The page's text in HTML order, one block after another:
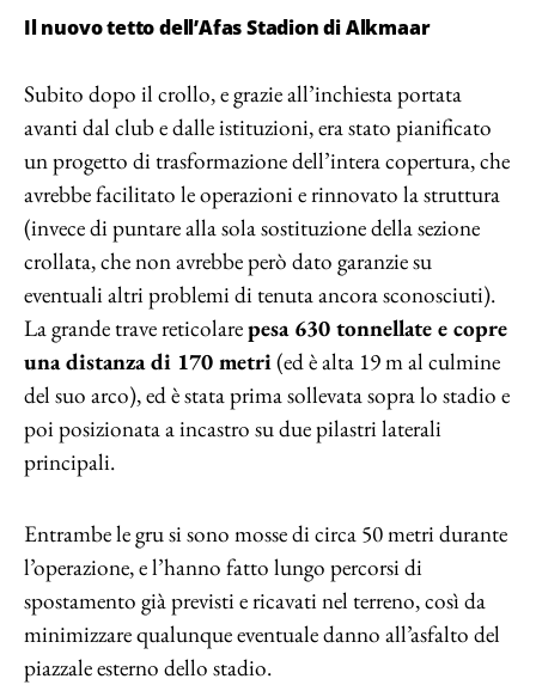
Il nuovo tetto dell’Afas Stadion di Alkmaar
Subito dopo il crollo, e grazie all’inchiesta portata
avanti dal club e dalle istituzioni, era stato pianificato
un progetto di trasformazione dell’intera copertura, che
avrebbe facilitato le operazioni e rinnovato la struttura
(invece di puntare alla sola sostituzione della sezione
crollata, che non avrebbe però dato garanzie su
eventuali altri problemi di tenuta ancora sconosciuti).
La grande trave reticolarepesa 630 tonnellate e copre
una distanza di 170 metri(ed è alta 19 m al culmine
del suo arco), ed è stata prima sollevata sopra lo stadio e
poi posizionata a incastro su due pilastri laterali
principali.
Entrambe le gru si sono mosse di circa 50 metri durante
l’operazione, e l’hanno fatto lungo percorsi di
spostamento già previsti e ricavati nel terreno, così da
minimizzare qualunque eventuale danno all’asfalto del
piazzale esterno dello stadio.